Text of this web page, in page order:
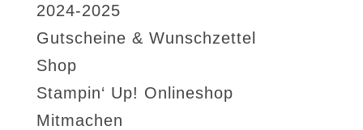
2024-2025
Gutscheine & Wunschzettel
Shop
Stampin‘ Up! Onlineshop
Mitmachen